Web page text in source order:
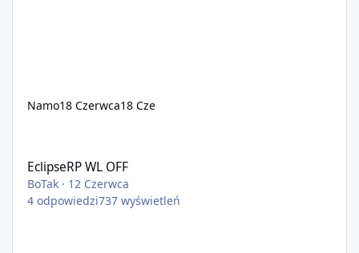
Namo18 Czerwca18 Cze
EclipseRP WL OFF
BoTak · 12 Czerwca
4 odpowiedzi737 wyświetleń